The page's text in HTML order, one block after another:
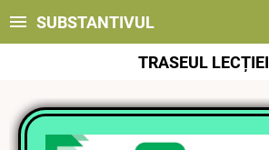
SUBSTANTIVUL
TRASEUL LECȚIEI